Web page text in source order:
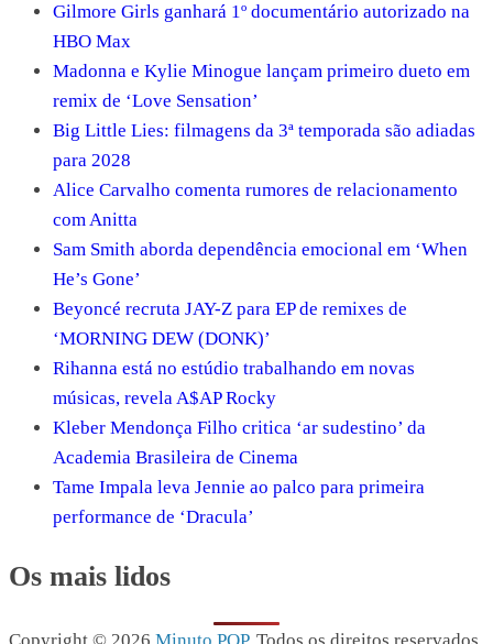
Gilmore Girls ganhará 1º documentário autorizado na
HBO Max
Madonna e Kylie Minogue lançam primeiro dueto em
remix de ‘Love Sensation’
Big Little Lies: filmagens da 3ª temporada são adiadas
para 2028
Alice Carvalho comenta rumores de relacionamento
com Anitta
Sam Smith aborda dependência emocional em ‘When
He’s Gone’
Beyoncé recruta JAY-Z para EP de remixes de
‘MORNING DEW (DONK)’
Rihanna está no estúdio trabalhando em novas
músicas, revela A$AP Rocky
Kleber Mendonça Filho critica ‘ar sudestino’ da
Academia Brasileira de Cinema
Tame Impala leva Jennie ao palco para primeira
performance de ‘Dracula’
Os mais lidos